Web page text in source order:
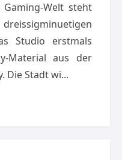
Welt steht
Studio erstmals
Material aus der
Die Stadt wi...